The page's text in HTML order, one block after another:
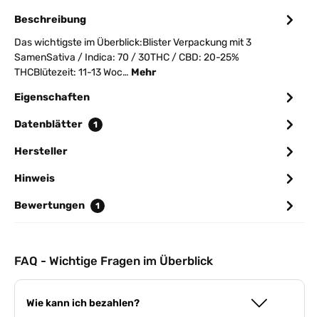
Beschreibung
Das wichtigste im Überblick:Blister Verpackung mit 3
SamenSativa / Indica: 70 / 30THC / CBD: 20-25%
THCBlütezeit: 11-13 Woc… Mehr
Eigenschaften
Datenblätter 1
Hersteller
Hinweis
Bewertungen 1
FAQ - Wichtige Fragen im Überblick
Wie kann ich bezahlen?